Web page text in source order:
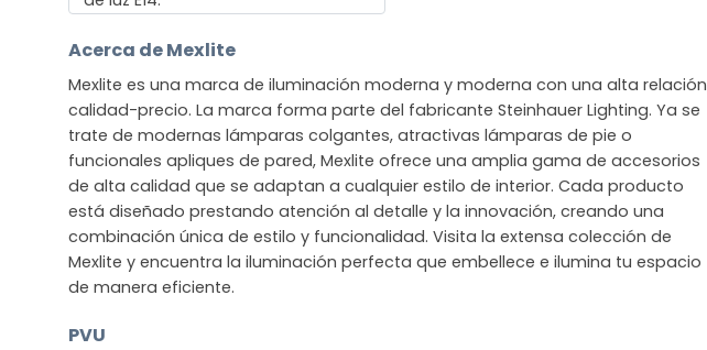
Acerca de Mexlite
Mexlite es una marca de iluminación moderna y moderna con una alta relación
calidad-precio. La marca forma parte del fabricante Steinhauer Lighting. Ya se
trate de modernas lámparas colgantes, atractivas lámparas de pie o
funcionales apliques de pared, Mexlite ofrece una amplia gama de accesorios
de alta calidad que se adaptan a cualquier estilo de interior. Cada producto
está diseñado prestando atención al detalle y la innovación, creando una
combinación única de estilo y funcionalidad. Visita la extensa colección de
Mexlite y encuentra la iluminación perfecta que embellece e ilumina tu espacio
de manera eficiente.
PVU